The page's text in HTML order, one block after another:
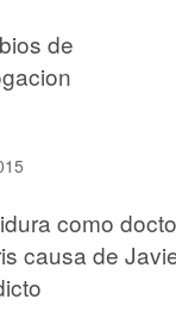
de
como
causa de